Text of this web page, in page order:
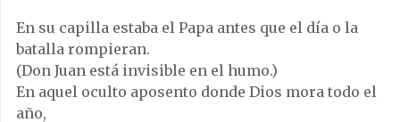
En su capilla estaba el Papa antes que el día o la
batalla rompieran.
(Don Juan está invisible en el humo.)
En aquel oculto aposento donde Dios mora todo el
año,